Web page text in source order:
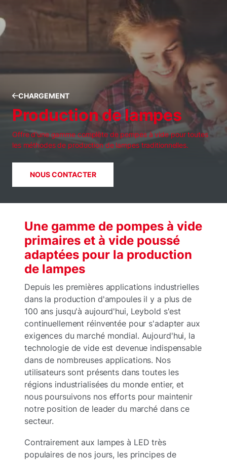
CHARGEMENT
Production de lampes
Offre d'une gamme complète de pompes à vide pour toutes
les méthodes de production de lampes traditionnelles.
NOUS CONTACTER
Une gamme de pompes à vide
primaires et à vide poussé
adaptées pour la production
de lampes
Depuis les premières applications industrielles
dans la production d'ampoules il y a plus de
100 ans jusqu'à aujourd'hui, Leybold s'est
continuellement réinventée pour s'adapter aux
exigences du marché mondial. Aujourd'hui, la
technologie de vide est devenue indispensable
dans de nombreuses applications. Nos
utilisateurs sont présents dans toutes les
régions industrialisées du monde entier, et
nous poursuivons nos efforts pour maintenir
notre position de leader du marché dans ce
secteur.
Contrairement aux lampes à LED très
populaires de nos jours, les principes de